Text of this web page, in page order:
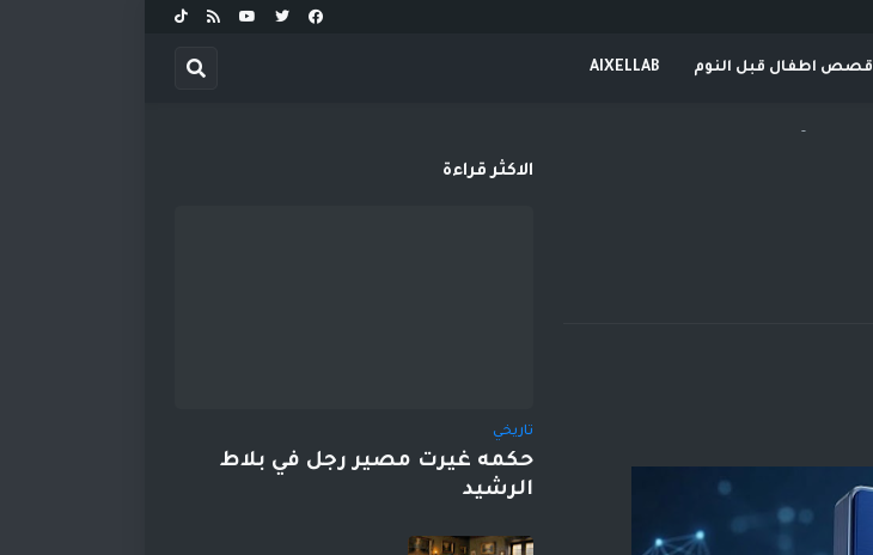
قصص اطفال قبل النوم AIXELLAB
-
الاكثر قراءة
تاريخي
حكمه غيرت مصير رجل في بلاط
الرشيد